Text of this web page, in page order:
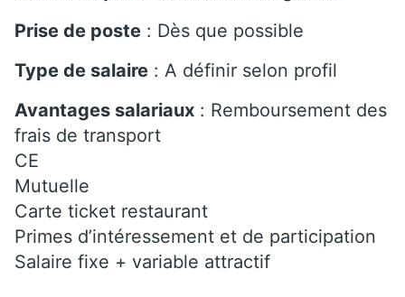
Prise de poste : Dès que possible
Type de salaire : A définir selon profil
Avantages salariaux : Remboursement des
frais de transport
CE
Mutuelle
Carte ticket restaurant
Primes d’intéressement et de participation
Salaire fixe + variable attractif